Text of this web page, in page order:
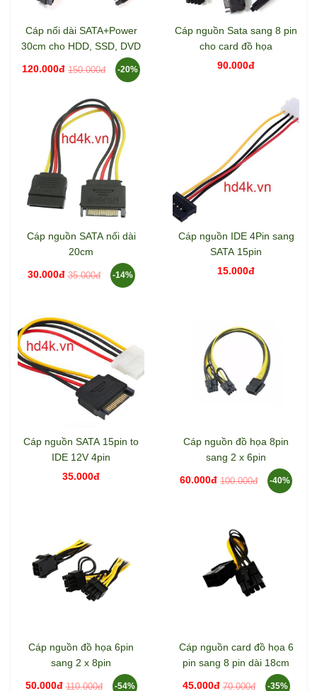
Cáp nối dài SATA+Power
30cm cho HDD, SSD, DVD
120.000đ 150.000đ -20%
Cáp nguồn Sata sang 8 pin
cho card đồ họa
90.000đ
Cáp nguồn SATA nối dài
20cm
30.000đ 35.000đ -14%
Cáp nguồn IDE 4Pin sang
SATA 15pin
15.000đ
Cáp nguồn SATA 15pin to
IDE 12V 4pin
35.000đ
Cáp nguồn đồ họa 8pin
sang 2 x 6pin
60.000đ 100.000đ -40%
Cáp nguồn đồ họa 6pin
sang 2 x 8pin
50.000đ 110.000đ -54%
Cáp nguồn card đồ họa 6
pin sang 8 pin dài 18cm
45.000đ 70.000đ -35%